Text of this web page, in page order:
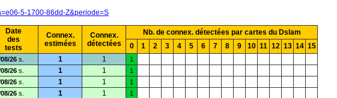
5-1700-86dd-Z&periode=S
Date
des
tests
Connex.
estimées
Connex.
détectées
Nb. de connex. détectées par cartes du Dslam
0
1 2 3 4 5 6 7 8 9 10 11 12 13 14 15
26 s. 1 1
1
26 s. 1 1
1
26 s. 1 1
1
26 s. 1 1 1